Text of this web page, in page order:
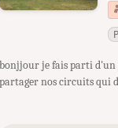
bonjjour je fais parti d'un
partager nos circuits qui